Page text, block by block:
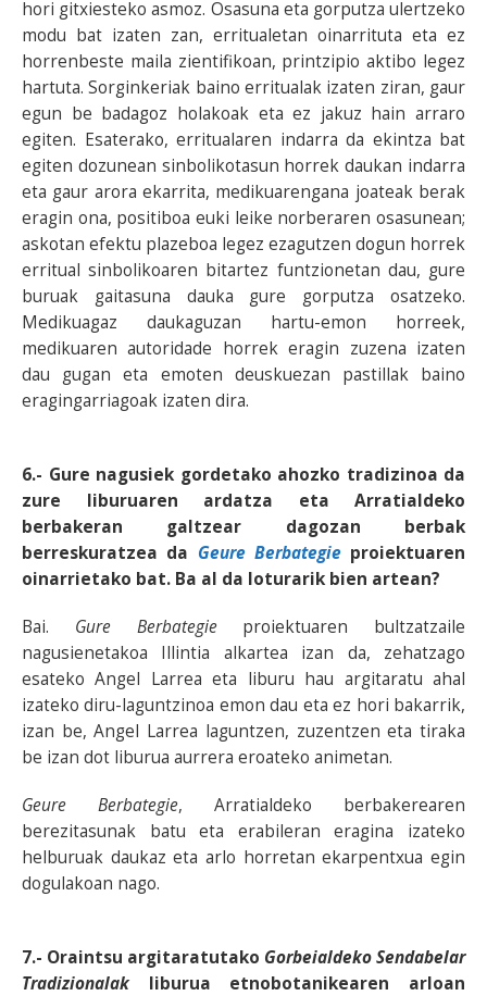
hori gitxiesteko asmoz. Osasuna eta gorputza ulertzeko
modu bat izaten zan, erritualetan oinarrituta eta ez
horrenbeste maila zientifikoan, printzipio aktibo legez
hartuta. Sorginkeriak baino erritualak izaten ziran, gaur
egun be badagoz holakoak eta ez jakuz hain arraro
egiten. Esaterako, erritualaren indarra da ekintza bat
egiten dozunean sinbolikotasun horrek daukan indarra
eta gaur arora ekarrita, medikuarengana joateak berak
eragin ona, positiboa euki leike norberaren osasunean;
askotan efektu plazeboa legez ezagutzen dogun horrek
erritual sinbolikoaren bitartez funtzionetan dau, gure
buruak gaitasuna dauka gure gorputza osatzeko.
Medikuagaz daukaguzan hartu-emon horreek,
medikuaren autoridade horrek eragin zuzena izaten
dau gugan eta emoten deuskuezan pastillak baino
eragingarriagoak izaten dira.
6.- Gure nagusiek gordetako ahozko tradizinoa da
zure liburuaren ardatza eta Arratialdeko
berbakeran galtzear dagozan berbak
berreskuratzea da Geure Berbategieproiektuaren
oinarrietako bat. Ba al da loturarik bien artean?
Bai. Gure Berbategieproiektuaren bultzatzaile
nagusienetakoa Illintia alkartea izan da, zehatzago
esateko Angel Larrea eta liburu hau argitaratu ahal
izateko diru-laguntzinoa emon dau eta ez hori bakarrik,
izan be, Angel Larrea laguntzen, zuzentzen eta tiraka
be izan dot liburua aurrera eroateko animetan.
Geure Berbategie, Arratialdeko berbakerearen
berezitasunak batu eta erabileran eragina izateko
helburuak daukaz eta arlo horretan ekarpentxua egin
dogulakoan nago.
7.- Oraintsu argitaratutako Gorbeialdeko Sendabelar
Tradizionalakliburua etnobotanikearen arloan